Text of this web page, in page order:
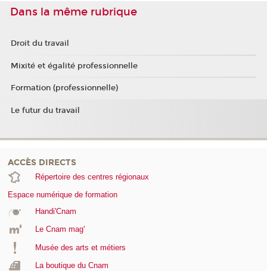
Dans la même rubrique
Droit du travail
Mixité et égalité professionnelle
Formation (professionnelle)
Le futur du travail
ACCÈS DIRECTS
Répertoire des centres régionaux
Espace numérique de formation
Handi'Cnam
Le Cnam mag'
Musée des arts et métiers
La boutique du Cnam